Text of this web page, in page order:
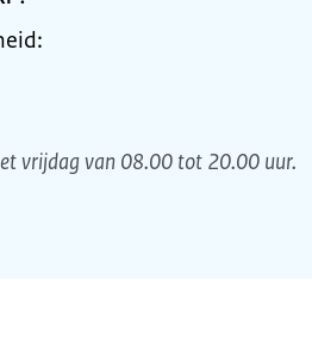
vrijdag van 08.00 tot 20.00 uur.